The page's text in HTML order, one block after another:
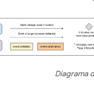
Diagrama